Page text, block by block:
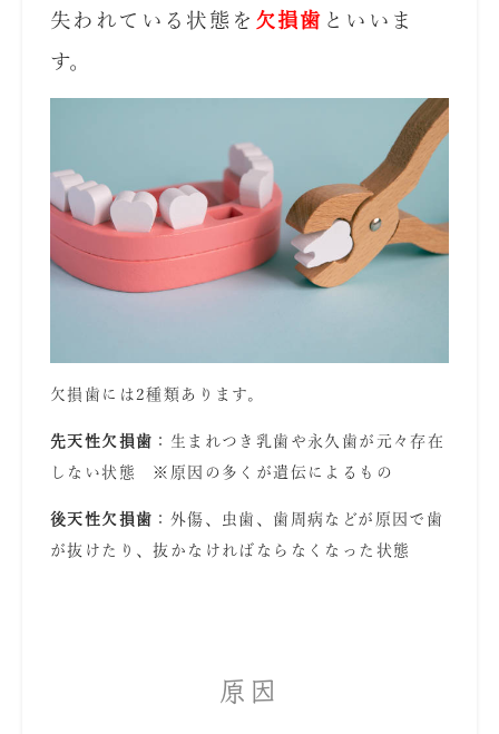
失われている状態を 欠損歯 といいま
す。
欠損歯には2種類あります。
先天性欠損歯 ：生まれつき乳歯や永久歯が元々存在
しない状態 ※原因の多くが遺伝によるもの
後天性欠損歯 ：外傷、虫歯、歯周病などが原因で歯
が抜けたり、抜かなければならなくなった状態
原因